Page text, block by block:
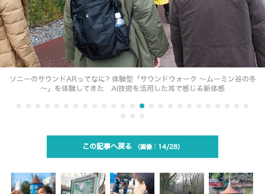
ソニーのサウンドARってなに? 体験型「サウンドウォーク ～ムーミン谷の冬
～」を体験してきた AI技術を活用した耳で感じる新体感
この記事へ戻る 14/28